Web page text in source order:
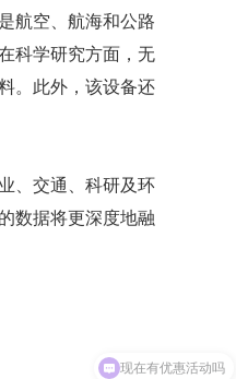
航空、航海和公路
科学研究方面，无
。此外，该设备还
、交通、科研及环
数据将更深度地融